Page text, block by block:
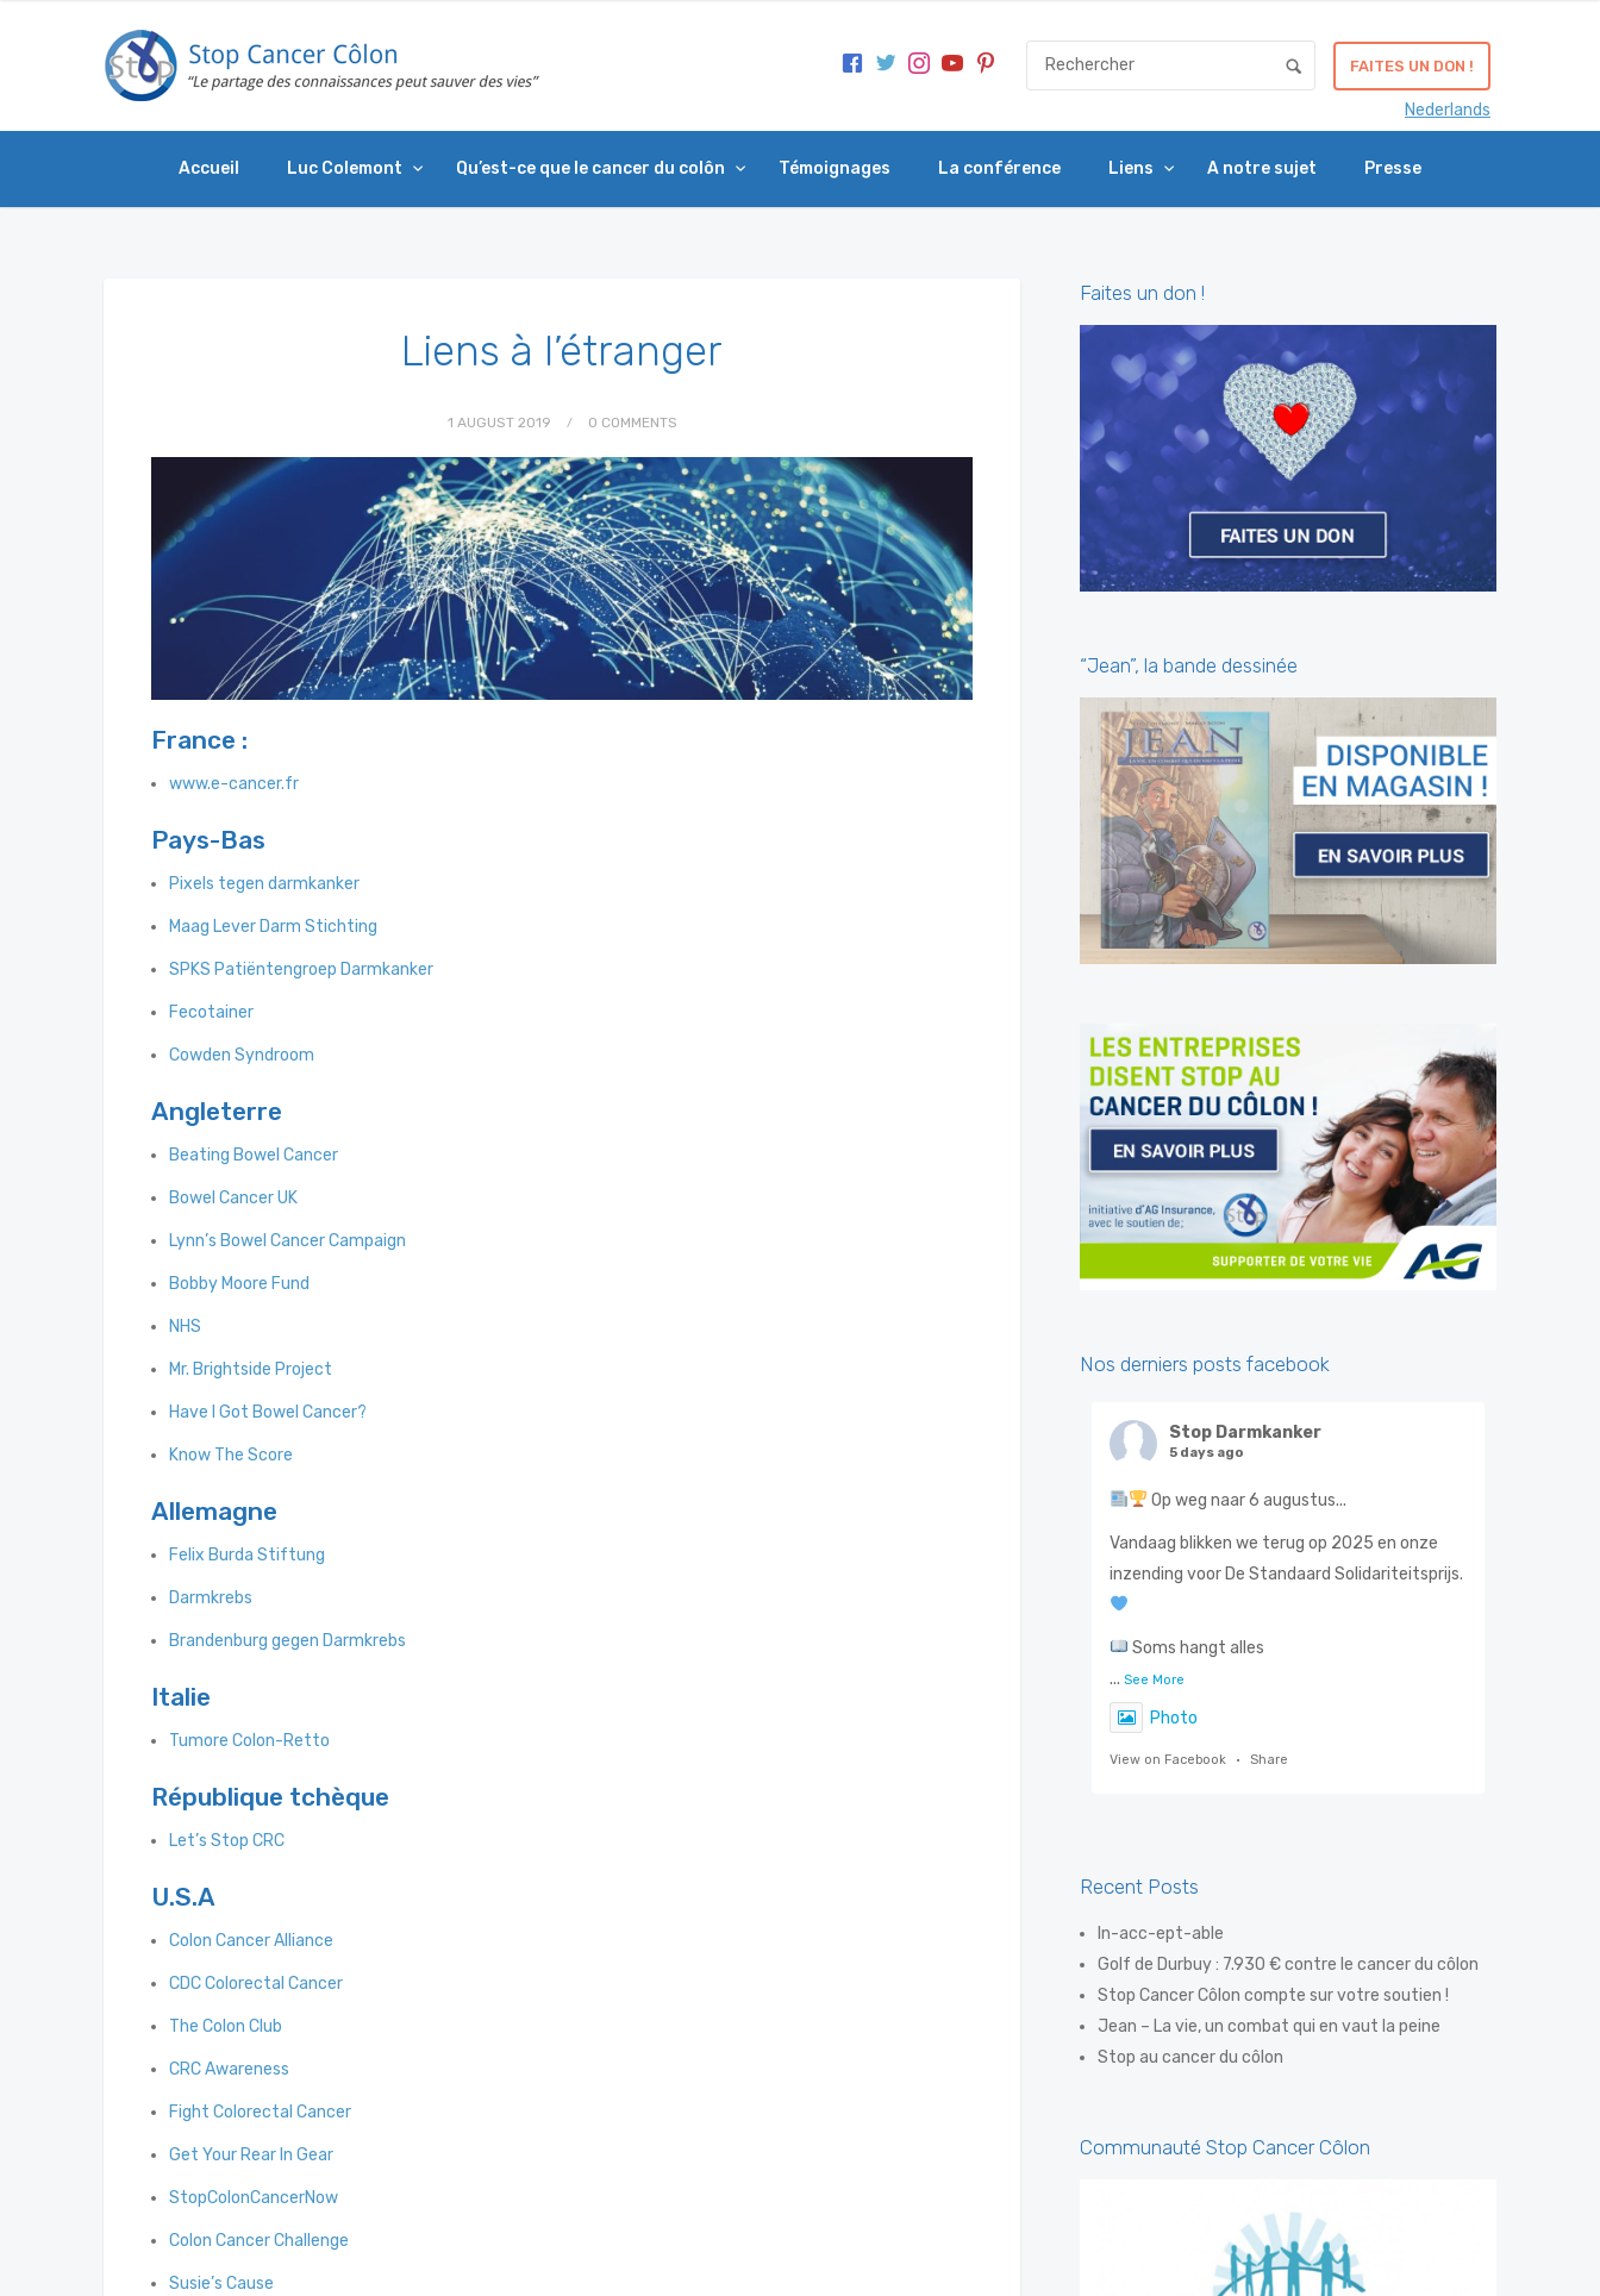
FAITES UN DON !
Nederlands
Accueil Luc Colemont Qu’est-ce que le cancer du colôn Témoignages La conférence Liens A notre sujet Presse
Liens à l’étranger
1 AUGUST 2019 0 COMMENTS
France :
www.e-cancer.fr
Pays-Bas
Pixels tegen darmkanker
Maag Lever Darm Stichting
SPKS Patiëntengroep Darmkanker
Fecotainer
Cowden Syndroom
Angleterre
Beating Bowel Cancer
Bowel Cancer UK
Lynn’s Bowel Cancer Campaign
Bobby Moore Fund
NHS
Mr. Brightside Project
Have I Got Bowel Cancer?
Know The Score
Allemagne
Felix Burda Stiftung
Darmkrebs
Brandenburg gegen Darmkrebs
Italie
Tumore Colon-Retto
République tchèque
Let’s Stop CRC
U.S.A
Colon Cancer Alliance
CDC Colorectal Cancer
The Colon Club
CRC Awareness
Fight Colorectal Cancer
Get Your Rear In Gear
StopColonCancerNow
Colon Cancer Challenge
Susie’s Cause
Faites un don !
“Jean”, la bande dessinée
Nos derniers posts facebook
Stop Darmkanker
5 days ago
Op weg naar 6 augustus...
Vandaag blikken we terug op 2025 en onze
inzending voor De Standaard Solidariteitsprijs.
Soms hangt alles
... See More
Photo
View on Facebook · Share
weet als geen ander hoe belangrijk
vroegtijdige opsporing is. Dankzij een
eenvoudige preventiev
...See More
Dit willen we graag met jullie delen.
Recent Posts
In-acc-ept-able
Golf de Durbuy : 7.930 € contre le cancer du côlon
Stop Cancer Côlon compte sur votre soutien !
Jean – La vie, un combat qui en vaut la peine
Stop au cancer du côlon
Communauté Stop Cancer Côlon